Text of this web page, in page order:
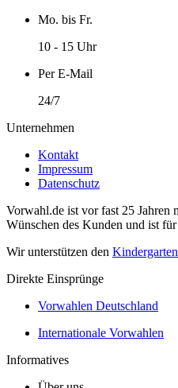
Mo. bis Fr.
10 - 15 Uhr
Per E-Mail
24/7
Unternehmen
Kontakt
Impressum
Datenschutz
Vorwahl.de ist vor fast 25 Jahren
Wünschen des Kunden und ist
Wir unterstützen den
Direkte Einsprünge
Vorwahlen Deutschland
Internationale Vorwahlen
Informatives